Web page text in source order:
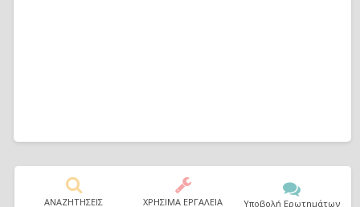
ΑΝΑΖΗΤΗΣΕΙΣ ΧΡΗΣΙΜΑ ΕΡΓΑΛΕΙΑ Υποβολή Ερωτημάτων